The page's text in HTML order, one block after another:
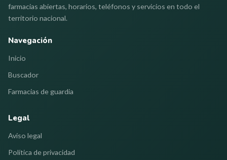
farmacias abiertas, horarios, teléfonos y servicios en todo el
territorio nacional.
Navegación
Inicio
Buscador
Farmacias de guardia
Legal
Aviso legal
Política de privacidad